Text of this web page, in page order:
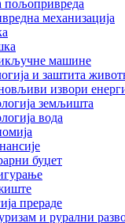
пољопривреда
механизација
машине
и заштита
извори
земљишта
вода
буџет
прераде
и рурални